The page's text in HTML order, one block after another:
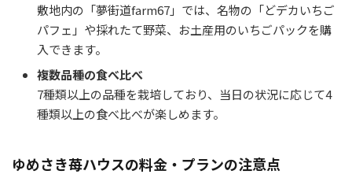
敷地内の「夢街道farm67」では、名物の「どデカいちご
パフェ」や採れたて野菜、お土産用のいちごパックを購
入できます。
複数品種の食べ比べ
7種類以上の品種を栽培しており、当日の状況に応じて4
種類以上の食べ比べが楽しめます。
ゆめさき苺ハウスの料金・プランの注意点